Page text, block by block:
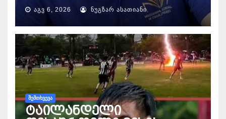
ᲐᲒᲕ 6, 2026 ᲜᲣᲒᲖᲐᲠ ᲐᲡᲐᲗᲘᲐᲜᲘ
ᲨᲔᲛᲗᲮᲕᲔᲕᲐ
ტაილანდელი